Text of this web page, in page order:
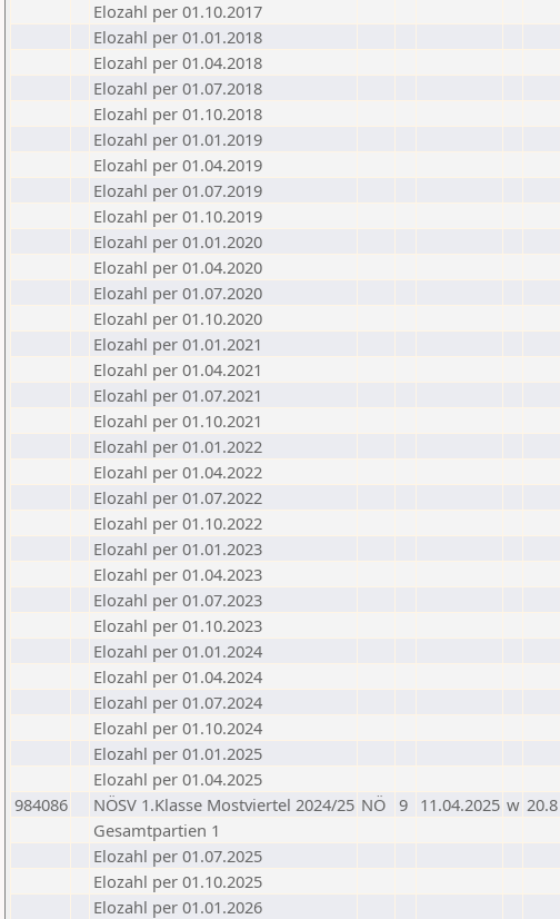
Elozahl per 01.10.2017
Elozahl per 01.01.2018
Elozahl per 01.04.2018
Elozahl per 01.07.2018
Elozahl per 01.10.2018
Elozahl per 01.01.2019
Elozahl per 01.04.2019
Elozahl per 01.07.2019
Elozahl per 01.10.2019
Elozahl per 01.01.2020
Elozahl per 01.04.2020
Elozahl per 01.07.2020
Elozahl per 01.10.2020
Elozahl per 01.01.2021
Elozahl per 01.04.2021
Elozahl per 01.07.2021
Elozahl per 01.10.2021
Elozahl per 01.01.2022
Elozahl per 01.04.2022
Elozahl per 01.07.2022
Elozahl per 01.10.2022
Elozahl per 01.01.2023
Elozahl per 01.04.2023
Elozahl per 01.07.2023
Elozahl per 01.10.2023
Elozahl per 01.01.2024
Elozahl per 01.04.2024
Elozahl per 01.07.2024
Elozahl per 01.10.2024
Elozahl per 01.01.2025
Elozahl per 01.04.2025
984086
NÖSV 1.Klasse Mostviertel 2024/25 NÖ 9 11.04.2025 w 20.8
Gesamtpartien 1
Elozahl per 01.07.2025
Elozahl per 01.10.2025
Elozahl per 01.01.2026